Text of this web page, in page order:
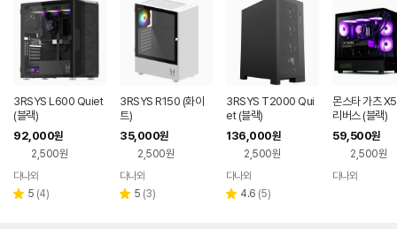
3RSYS L600 Quiet
(블랙)
92,000원
2,500원
페이
다나와
별 5 리
(4)
3RSYS R150 (화이
트)
35,000원
2,500원
페이
다나와
별 5 리
(3)
3RSYS T2000 Qui
et (블랙)
136,000원
2,500원
페이
다나와
별 4.6 리
(5)
몬스타 가츠
리버스 (블랙)
59,500원
2,500원
다나와